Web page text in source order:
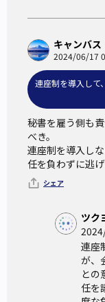
キャンバス
2024/06/17
連座制を導入して
秘書を雇う側も
べき。
連座制を導入し
任を負わずに逃
シェア
ツク
連座
が、
との
任を